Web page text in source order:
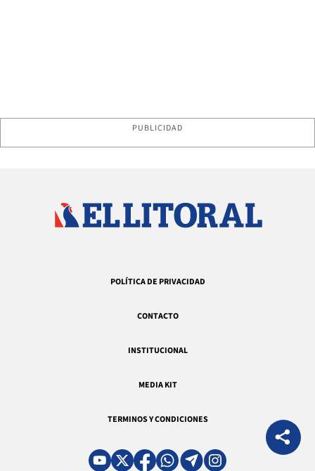
PUBLICIDAD
POLÍTICA DE PRIVACIDAD
CONTACTO
INSTITUCIONAL
MEDIA KIT
TERMINOS Y CONDICIONES